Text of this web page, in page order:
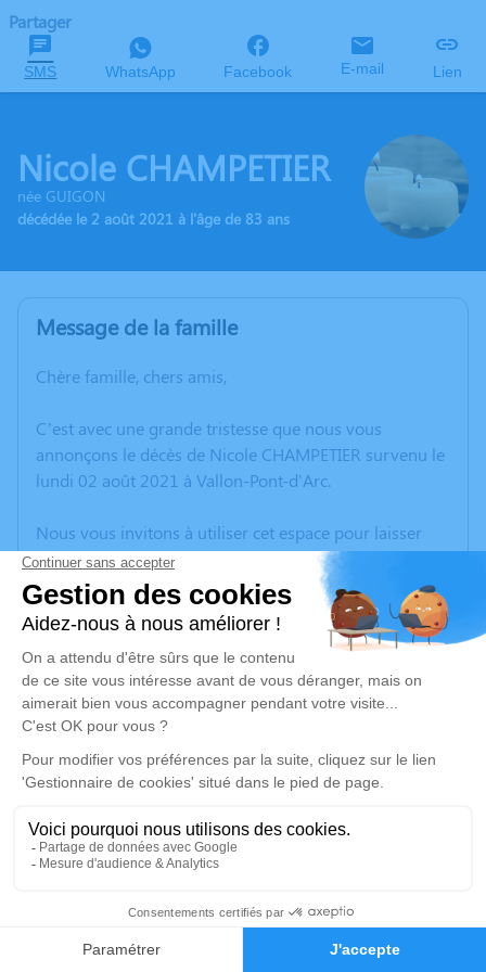
Faire-part Hommages
Partager
SMS WhatsApp Facebook E-mail Lien
Nicole CHAMPETIER
née GUIGON
décédée le 2 août 2021 à l'âge de 83 ans
Message de la famille
Chère famille, chers amis,
C’est avec une grande tristesse que nous vous
annonçons le décès de Nicole CHAMPETIER survenu le
lundi 02 août 2021 à Vallon-Pont-d'Arc.
Nous vous invitons à utiliser cet espace pour laisser
vos condoléances, partager des photos souvenirs, une
anecdote ou exprimer vos pensées à travers des
poèmes ou des textes. Cet endroit est un lieu
d'expression dédié à honorer la mémoire de Nicole
CHAMPETIER.
Un service de plantation d’arbre hommage est
disponible ici.
Je rends hommage
Cérémonie religieuse
Cimetière Auriolles de Saint-Alban-Auriolles
07120 Saint-Alban-Auriolles